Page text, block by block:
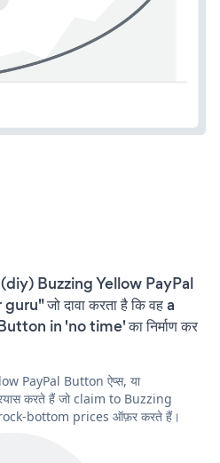
(diy) Buzzing Yellow PayPal
जो दावा करता है कि वह a
in 'no time' का निर्माण कर
PayPal Button ऐप्स, या
करते हैं जो claim to Buzzing
bottom prices ऑफ़र करते हैं।